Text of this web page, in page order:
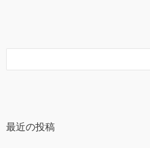
最近の投稿